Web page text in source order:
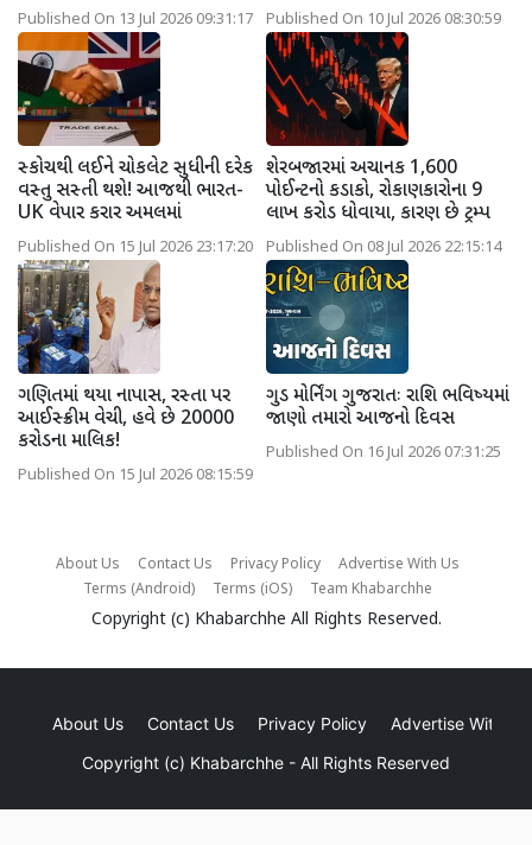
Published On 13 Jul 2026 09:31:17 Published On 10 Jul 2026 08:30:59
સ્કોચથી લઈને ચોકલેટ સુધીની દરેક
વસ્તુ સસ્તી થશે! આજથી ભારત-
UK વેપાર કરાર અમલમાં
Published On 15 Jul 2026 23:17:20
શેરબજારમાં અચાનક 1,600
પોઈન્ટનો કડાકો, રોકાણકારોના 9
લાખ કરોડ ધોવાયા, કારણ છે ટ્રમ્પ
Published On 08 Jul 2026 22:15:14
ગણિતમાં થયા નાપાસ, રસ્તા પર
આઈસ્ક્રીમ વેચી, હવે છે 20000
કરોડના માલિક!
Published On 15 Jul 2026 08:15:59
ગુડ મોર્નિંગ ગુજરાતઃ રાશિ ભવિષ્યમાં
જાણો તમારો આજનો દિવસ
Published On 16 Jul 2026 07:31:25
About Us Contact Us Privacy Policy
Advertise With Us
Terms (Android)
Terms (iOS) Team Khabarchhe
Copyright (c) Khabarchhe All Rights Reserved.
About Us Contact Us Privacy Policy
Advertise With Us
Copyright (c) Khabarchhe - All Rights Reserved